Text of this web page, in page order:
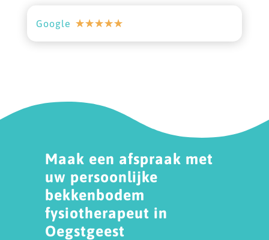
Google ☆☆☆☆☆
Maak een afspraak met
uw persoonlijke
bekkenbodem
fysiotherapeut in
Oegstgeest